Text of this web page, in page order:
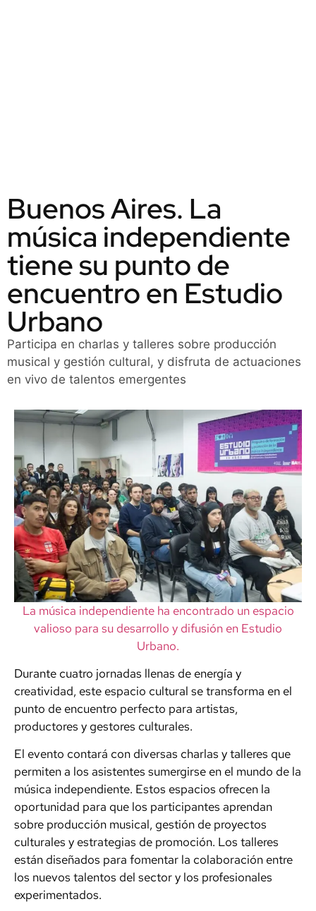
Buenos Aires. La
música independiente
tiene su punto de
encuentro en Estudio
Urbano
Participa en charlas y talleres sobre producción
musical y gestión cultural, y disfruta de actuaciones
en vivo de talentos emergentes
La música independiente ha encontrado un espacio
valioso para su desarrollo y difusión en Estudio
Urbano.
Durante cuatro jornadas llenas de energía y
creatividad, este espacio cultural se transforma en el
punto de encuentro perfecto para artistas,
productores y gestores culturales.
El evento contará con diversas charlas y talleres que
permiten a los asistentes sumergirse en el mundo de la
música independiente. Estos espacios ofrecen la
oportunidad para que los participantes aprendan
sobre producción musical, gestión de proyectos
culturales y estrategias de promoción. Los talleres
están diseñados para fomentar la colaboración entre
los nuevos talentos del sector y los profesionales
experimentados.